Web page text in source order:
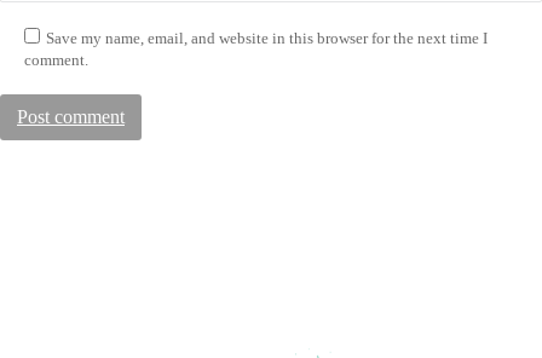
Save my name, email, and website in this browser for the next time I
comment.
Post comment